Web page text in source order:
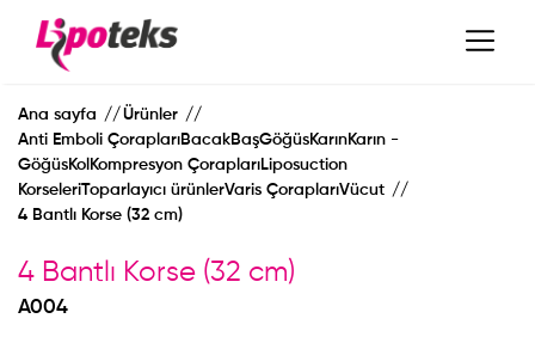
Ana sayfa
Ürünler
Anti Emboli ÇoraplarıBacakBaşGöğüsKarınKarın -
GöğüsKolKompresyon ÇoraplarıLiposuction
KorseleriToparlayıcı ürünlerVaris ÇoraplarıVücut
4 Bantlı Korse (32 cm)
4 Bantlı Korse (32 cm)
A004